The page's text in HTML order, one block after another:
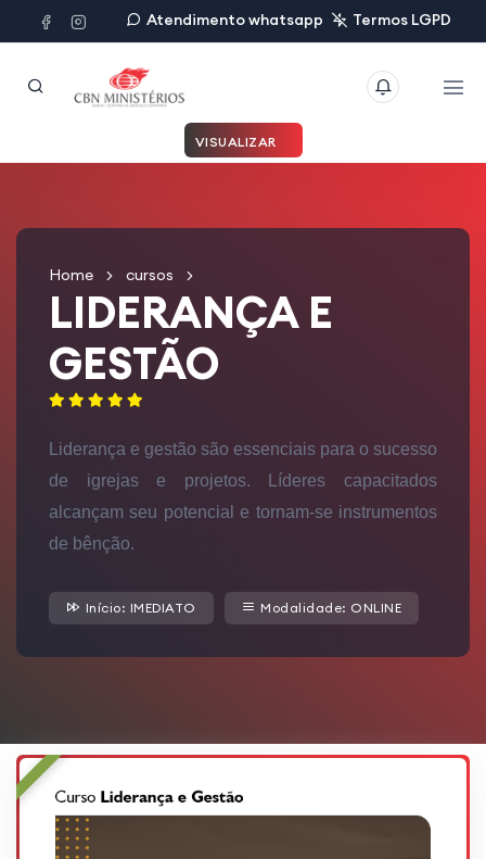
Atendimento whatsapp Termos LGPD
VISUALIZAR
Home cursos
LIDERANÇA E
GESTÃO
Liderança e gestão são essenciais para o sucesso
de igrejas e projetos. Líderes capacitados
alcançam seu potencial e tornam-se instrumentos
de bênção.
Início: IMEDIATO Modalidade: ONLINE